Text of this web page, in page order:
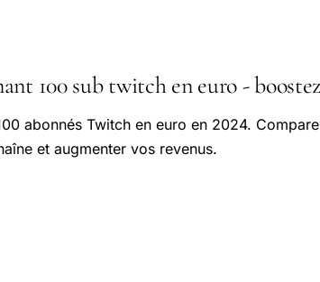
100 sub twitch en euro -
abonnés Twitch en euro en 2024.
et augmenter vos revenus.